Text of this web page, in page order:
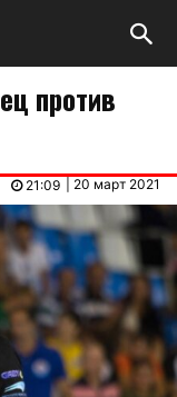
против
20 март 2021
21:09